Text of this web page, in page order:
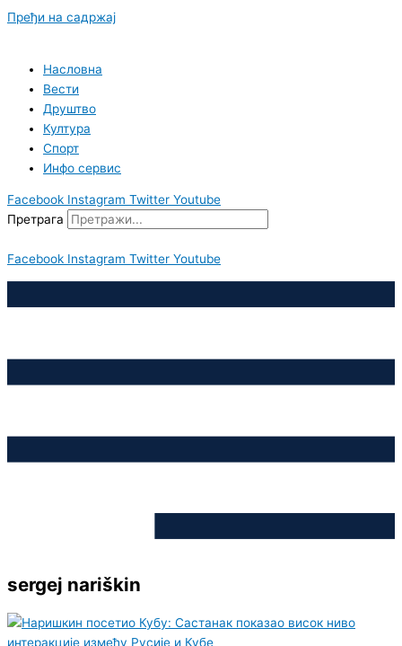
Пређи на садржај
Насловна
Вести
Друштво
Култура
Спорт
Инфо сервис
Facebook Instagram Twitter Youtube
Претрага
Facebook Instagram Twitter Youtube
sergej nariškin